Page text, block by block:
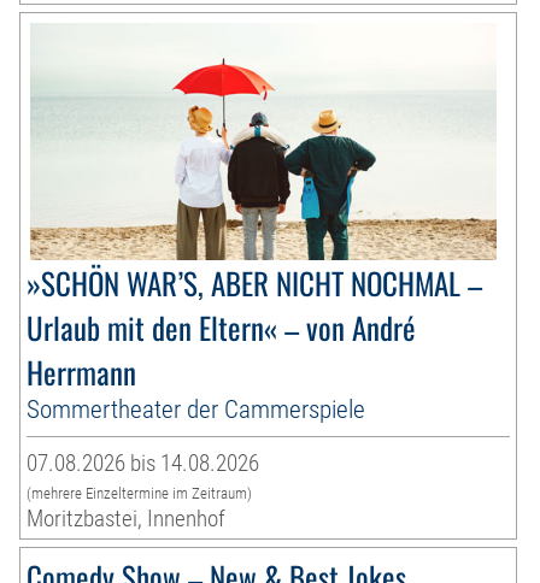
»SCHÖN WAR’S, ABER NICHT NOCHMAL –
Urlaub mit den Eltern« – von André
Herrmann
Sommertheater der Cammerspiele
07.08.2026 bis 14.08.2026
(mehrere Einzeltermine im Zeitraum)
Moritzbastei, Innenhof